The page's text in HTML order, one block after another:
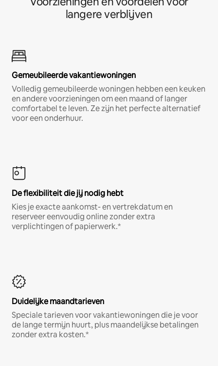
langere verblijven
Gemeubileerde vakantiewoningen
Volledig gemeubileerde woningen hebben een keuken
en andere voorzieningen om een maand of langer
comfortabel te leven. Ze zijn het perfecte alternatief
voor een onderhuur.
De flexibiliteit die jij nodig hebt
Kies je exacte aankomst- en vertrekdatum en
reserveer eenvoudig online zonder extra
verplichtingen of papierwerk.*
Duidelijke maandtarieven
Speciale tarieven voor vakantiewoningen die je voor
de lange termijn huurt, plus maandelijkse betalingen
zonder extra kosten.*